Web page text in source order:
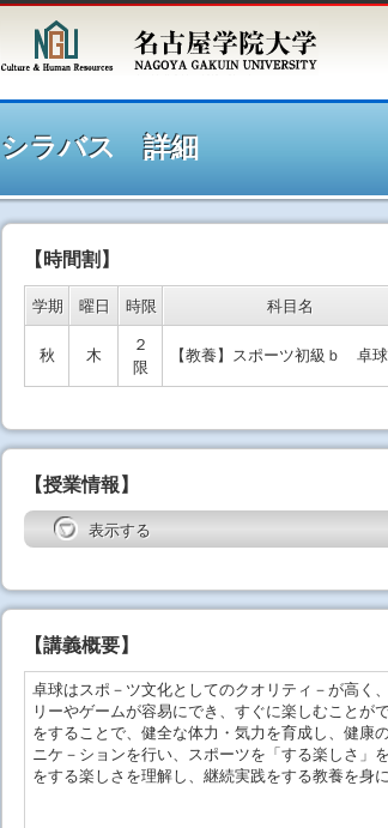
シラ
シラバス 詳細
【時間割】
学期 曜日 時限 科目名
秋 木
２
限
【教養】スポーツ初級ｂ 卓球
【授業情報】
表示する
【講義概要】
卓球はスポ－ツ文化としてのクオリティ－が高く
リーやゲームが容易にでき、すぐに楽しむことが
をすることで、健全な体力・気力を育成し、健康
ニケ－ションを行い、スポーツを「する楽しさ」
をする楽しさを理解し、継続実践をする教養を身に